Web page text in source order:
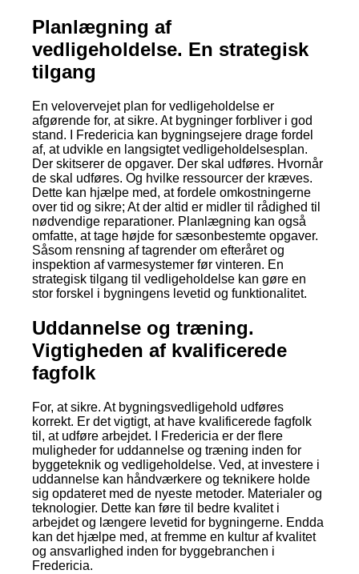
Planlægning af
vedligeholdelse. En strategisk
tilgang
En velovervejet plan for vedligeholdelse er
afgørende for, at sikre. At bygninger forbliver i god
stand. I Fredericia kan bygningsejere drage fordel
af, at udvikle en langsigtet vedligeholdelsesplan.
Der skitserer de opgaver. Der skal udføres. Hvornår
de skal udføres. Og hvilke ressourcer der kræves.
Dette kan hjælpe med, at fordele omkostningerne
over tid og sikre; At der altid er midler til rådighed til
nødvendige reparationer. Planlægning kan også
omfatte, at tage højde for sæsonbestemte opgaver.
Såsom rensning af tagrender om efteråret og
inspektion af varmesystemer før vinteren. En
strategisk tilgang til vedligeholdelse kan gøre en
stor forskel i bygningens levetid og funktionalitet.
Uddannelse og træning.
Vigtigheden af kvalificerede
fagfolk
For, at sikre. At bygningsvedligehold udføres
korrekt. Er det vigtigt, at have kvalificerede fagfolk
til, at udføre arbejdet. I Fredericia er der flere
muligheder for uddannelse og træning inden for
byggeteknik og vedligeholdelse. Ved, at investere i
uddannelse kan håndværkere og teknikere holde
sig opdateret med de nyeste metoder. Materialer og
teknologier. Dette kan føre til bedre kvalitet i
arbejdet og længere levetid for bygningerne. Endda
kan det hjælpe med, at fremme en kultur af kvalitet
og ansvarlighed inden for byggebranchen i
Fredericia.